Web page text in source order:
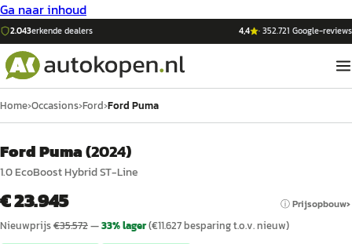
Ga naar inhoud
2.043erkende dealers 4,4 ·352.721 Google-reviews
Home›Occasions›Ford›Ford Puma
Ford Puma(2024)
1.0 EcoBoost Hybrid ST-Line
€ 23.945 ⓘ Prijsopbouw
Nieuwprijs€35.572—33% lager(€11.627besparing t.o.v. nieuw)